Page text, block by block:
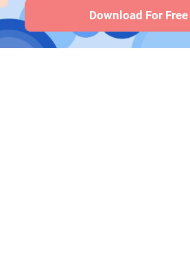
editorialDownload For